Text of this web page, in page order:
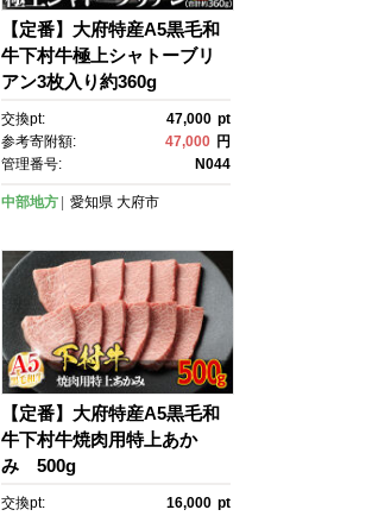
【定番】大府特産A5黒毛和
牛下村牛極上シャトーブリ
アン3枚入り約360g
交換pt: 47,000 pt
参考寄附額:
47,000 円
管理番号:
N044
中部地方 愛知県 大府市
【定番】大府特産A5黒毛和
牛下村牛焼肉用特上あか
み 500g
交換pt: 16,000 pt